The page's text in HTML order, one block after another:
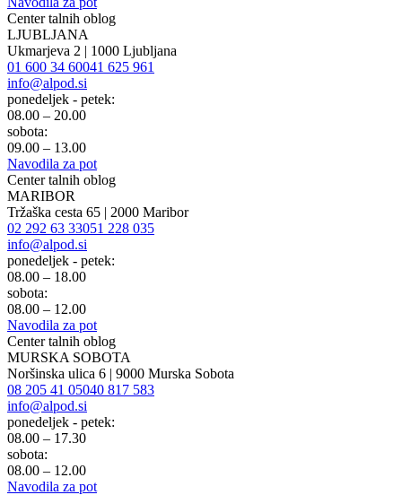
Center talnih oblog
LJUBLJANA
Ukmarjeva 2 | 1000 Ljubljana
01 600 34 60041 625 961
info@alpod.si
ponedeljek - petek:
08.00 – 20.00
sobota:
09.00 – 13.00
Navodila za pot
Center talnih oblog
MARIBOR
Tržaška cesta 65 | 2000 Maribor
02 292 63 33051 228 035
info@alpod.si
ponedeljek - petek:
08.00 – 18.00
sobota:
08.00 – 12.00
Navodila za pot
Center talnih oblog
MURSKA SOBOTA
Noršinska ulica 6 | 9000 Murska Sobota
08 205 41 05040 817 583
info@alpod.si
ponedeljek - petek:
08.00 – 17.30
sobota:
08.00 – 12.00
Navodila za pot